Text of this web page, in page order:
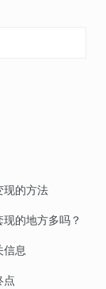
现的方法
的地方多吗？
信息
点